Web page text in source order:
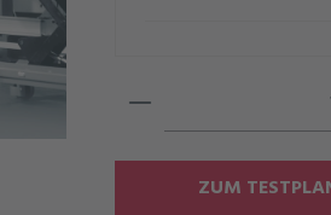
Produkt
ZUM